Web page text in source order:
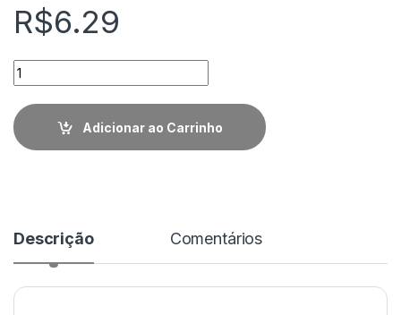
R$6.29
Quantidade
Adicionar ao Carrinho
Descrição Comentários